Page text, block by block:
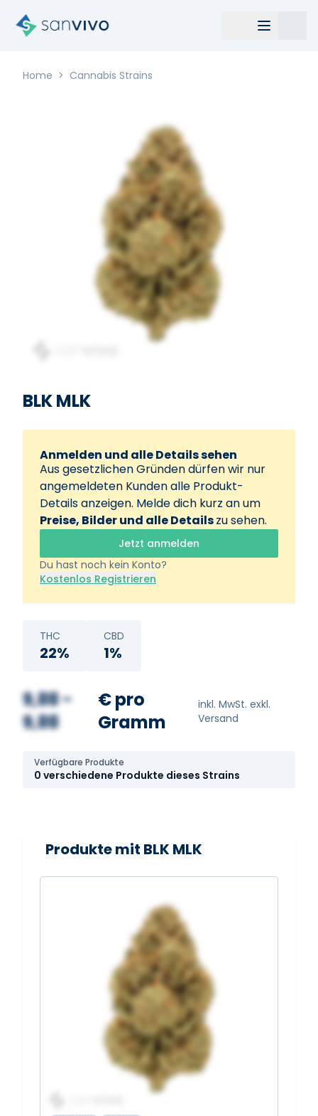
Home > Cannabis Strains
BLK MLK
Anmelden und alle Details sehen
Aus gesetzlichen Gründen dürfen wir nur
angemeldeten Kunden alle Produkt-
Details anzeigen. Melde dich kurz an um
Preise, Bilder und alle Detailszu sehen.
Jetzt anmelden
Du hast noch kein Konto?
Kostenlos Registrieren
THC
22%
CBD
1%
9,88 -
9,88
€ pro
Gramm
inkl. MwSt. exkl.
Versand
Verfügbare Produkte
0 verschiedene Produkte dieses Strains
Produkte mit BLK MLK